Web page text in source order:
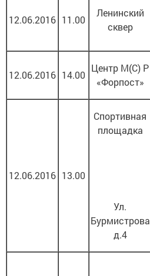
12.06.2016 11.00
Ленинский
сквер
12.06.2016 14.00
Центр М(С) Р
«Форпост»
12.06.2016 13.00
Спортивная
площадка
Ул.
Бурмистрова
д.4